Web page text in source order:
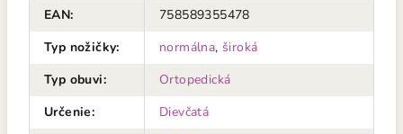
EAN:
758589355478
Typ nožičky: normálna, široká
Typ obuvi:
Ortopedická
Určenie:
Dievčatá